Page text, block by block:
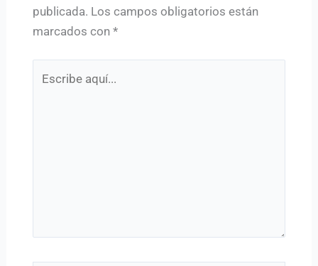
publicada. Los campos obligatorios están
marcados con *